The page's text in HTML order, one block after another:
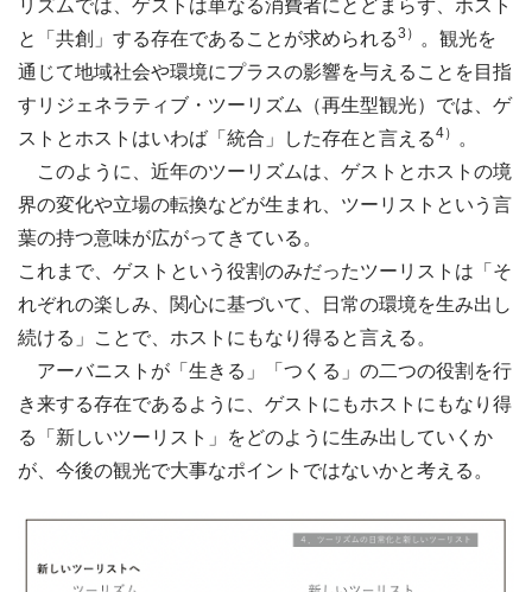
リズムでは、ゲストは単なる消費者にとどまらず、ホスト
と「共創」する存在であることが求められる3） 。観光を
通じて地域社会や環境にプラスの影響を与えることを目指
すリジェネラティブ・ツーリズム（再生型観光）では、ゲ
ストとホストはいわば「統合」した存在と言える4） 。
このように、近年のツーリズムは、ゲストとホストの境
界の変化や立場の転換などが生まれ、ツーリストという言
葉の持つ意味が広がってきている。
これまで、ゲストという役割のみだったツーリストは「そ
れぞれの楽しみ、関心に基づいて、日常の環境を生み出し
続ける」ことで、ホストにもなり得ると言える。
アーバニストが「生きる」「つくる」の二つの役割を行
き来する存在であるように、ゲストにもホストにもなり得
る「新しいツーリスト」をどのように生み出していくか
が、今後の観光で大事なポイントではないかと考える。